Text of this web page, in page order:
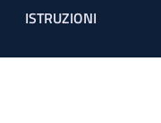
ISTRUZIONI